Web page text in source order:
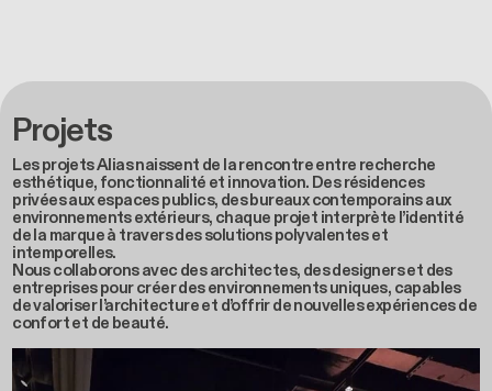
Projets
Les projets Alias naissent de la rencontre entre recherche
esthétique, fonctionnalité et innovation. Des résidences
privées aux espaces publics, des bureaux contemporains aux
environnements extérieurs, chaque projet interprète l’identité
de la marque à travers des solutions polyvalentes et
intemporelles.
Nous collaborons avec des architectes, des designers et des
entreprises pour créer des environnements uniques, capables
de valoriser l’architecture et d’offrir de nouvelles expériences de
confort et de beauté.